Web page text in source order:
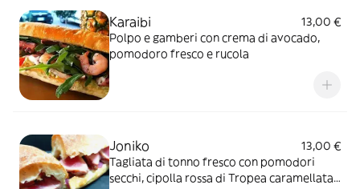
Karaibi
13,00 €
Polpo e gamberi con crema di avocado,
pomodoro fresco e rucola
Joniko
13,00 €
Tagliata di tonno fresco con pomodori
secchi, cipolla rossa di Tropea caramellata